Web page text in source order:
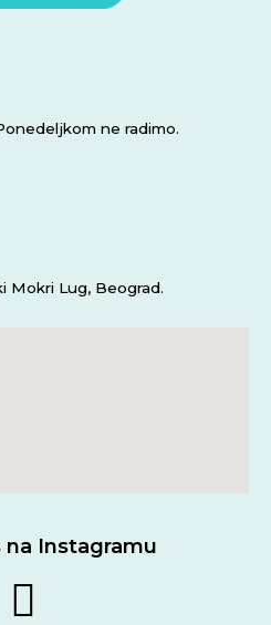
ne radimo.
Mokri Lug, Beograd.
na Instagramu